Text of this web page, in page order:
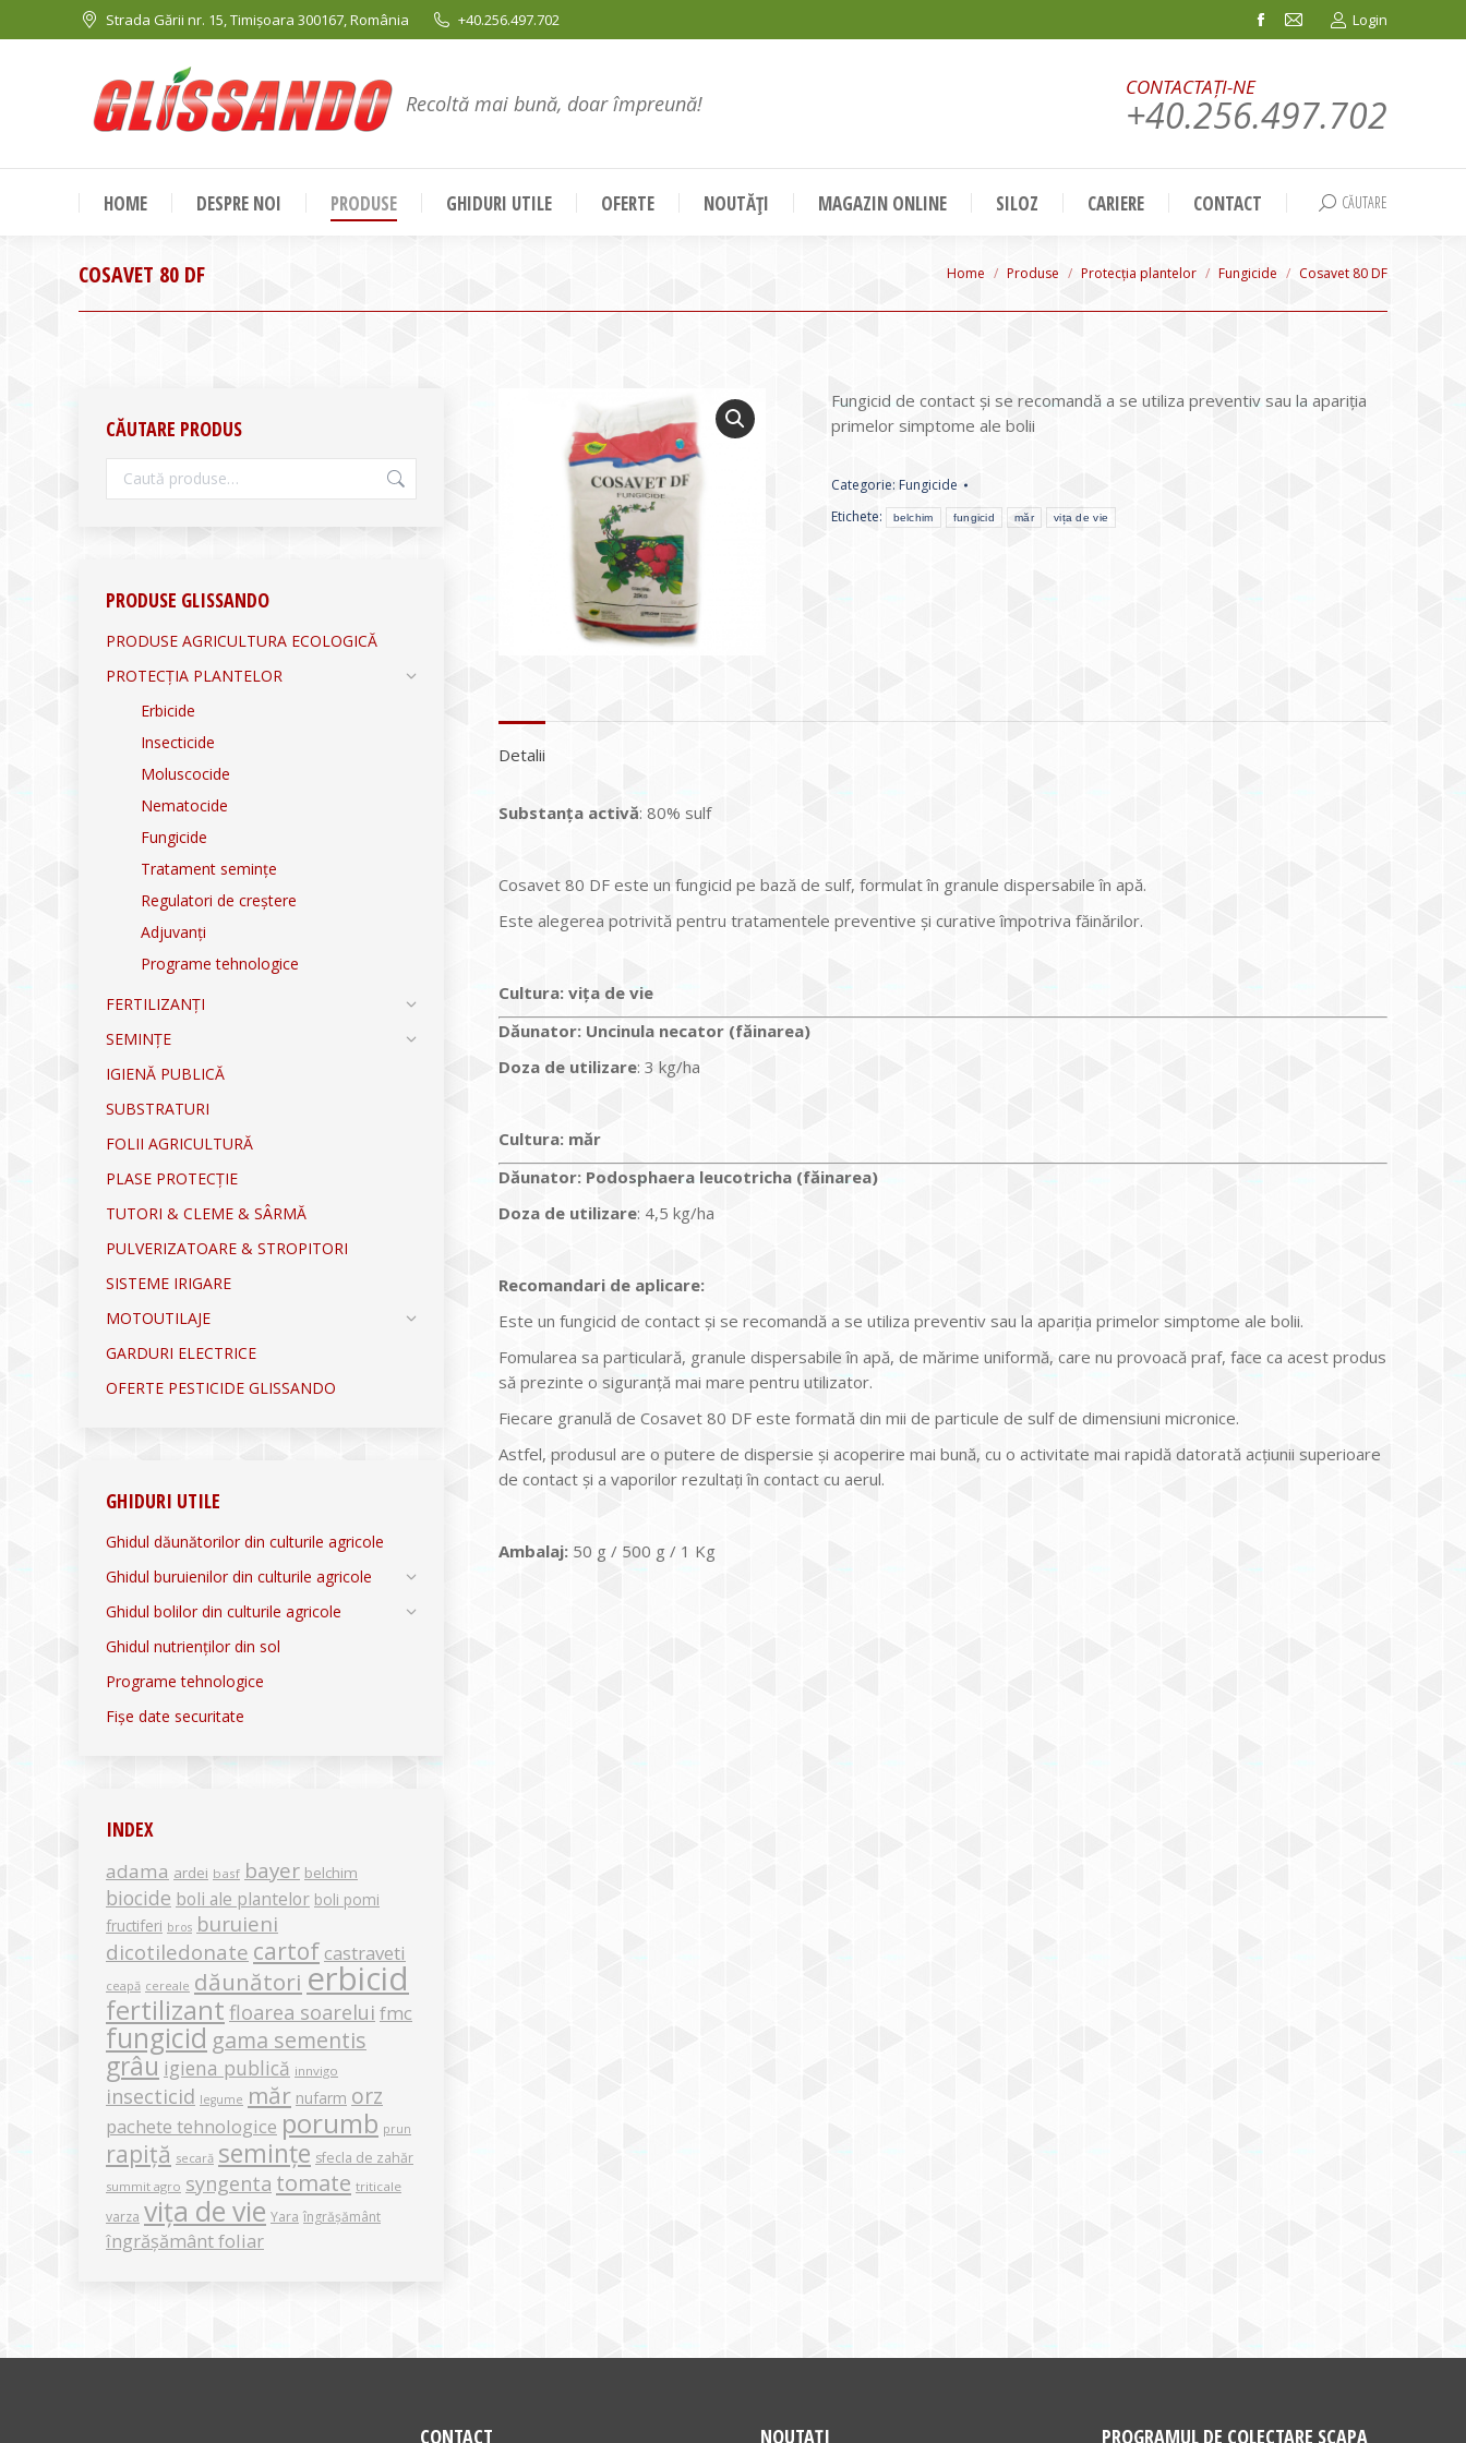
Strada Gării nr. 15, Timișoara 300167, România +40.256.497.702
Facebook
in
window
Mail
in
window
Login
Recoltă mai bună, doar împreună!
CONTACTAȚI-NE
+40.256.497.702
HOME DESPRE NOI PRODUSE GHIDURI UTILE OFERTE NOUTĂȚI MAGAZIN ONLINE SILOZ CARIERE CONTACT Search:
CĂUTARE
COSAVET 80 DF You are here:
Home Produse Protecția plantelor Fungicide Cosavet 80 DF
Fungicid de contact și se recomandă a se utiliza preventiv sau la apariția
primelor simptome ale bolii
Categorie: Fungicide
Etichete:
belchim fungicid măr vița de vie
Detalii
Substanţa activă: 80% sulf
Cosavet 80 DF este un fungicid pe bază de sulf, formulat în granule dispersabile în apă.
Este alegerea potrivită pentru tratamentele preventive și curative împotriva făinărilor.
Cultura: viţa de vie
Dăunator: Uncinula necator (făinarea)
Doza de utilizare: 3 kg/ha
Cultura: măr
Dăunator: Podosphaera leucotricha (făinarea)
Doza de utilizare: 4,5 kg/ha
Recomandari de aplicare:
Este un fungicid de contact și se recomandă a se utiliza preventiv sau la apariția primelor simptome ale bolii.
Fomularea sa particulară, granule dispersabile în apă, de mărime uniformă, care nu provoacă praf, face ca acest produs
să prezinte o siguranță mai mare pentru utilizator.
Fiecare granulă de Cosavet 80 DF este formată din mii de particule de sulf de dimensiuni micronice.
Astfel, produsul are o putere de dispersie și acoperire mai bună, cu o activitate mai rapidă datorată acțiunii superioare
de contact și a vaporilor rezultați în contact cu aerul.
Ambalaj: 50 g / 500 g / 1 Kg
CĂUTARE PRODUS
PRODUSE GLISSANDO
PRODUSE AGRICULTURA ECOLOGICĂ
PROTECȚIA PLANTELOR
Erbicide
Insecticide
Moluscocide
Nematocide
Fungicide
Tratament semințe
Regulatori de creștere
Adjuvanți
Programe tehnologice
FERTILIZANȚI
SEMINȚE
IGIENĂ PUBLICĂ
SUBSTRATURI
FOLII AGRICULTURĂ
PLASE PROTECȚIE
TUTORI & CLEME & SÂRMĂ
PULVERIZATOARE & STROPITORI
SISTEME IRIGARE
MOTOUTILAJE
GARDURI ELECTRICE
OFERTE PESTICIDE GLISSANDO
GHIDURI UTILE
Ghidul dăunătorilor din culturile agricole
Ghidul buruienilor din culturile agricole
Ghidul bolilor din culturile agricole
Ghidul nutrienților din sol
Programe tehnologice
Fișe date securitate
INDEX
adama ardei basf bayer belchim
biocide boli ale plantelor boli pomi
fructiferi bros buruieni
dicotiledonate cartof castraveti
ceapă cereale dăunători erbicid
fertilizant floarea soarelui fmc
fungicid gama sementis
grâu igiena publică innvigo
insecticid legume măr nufarm orz
pachete tehnologice porumb prun
rapiță secară semințe sfecla de zahăr
summit agro syngenta tomate triticale
varza vița de vie Yara îngrășământ
îngrășământ foliar
CONTACT NOUTAȚI PROGRAMUL DE COLECTARE SCAPA